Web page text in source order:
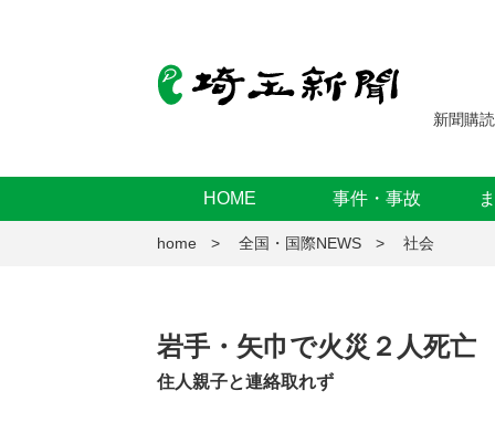
新聞購読
HOME 事件・事故
home 全国・国際NEWS 社会
岩手・矢巾で火災２人死亡
住人親子と連絡取れず